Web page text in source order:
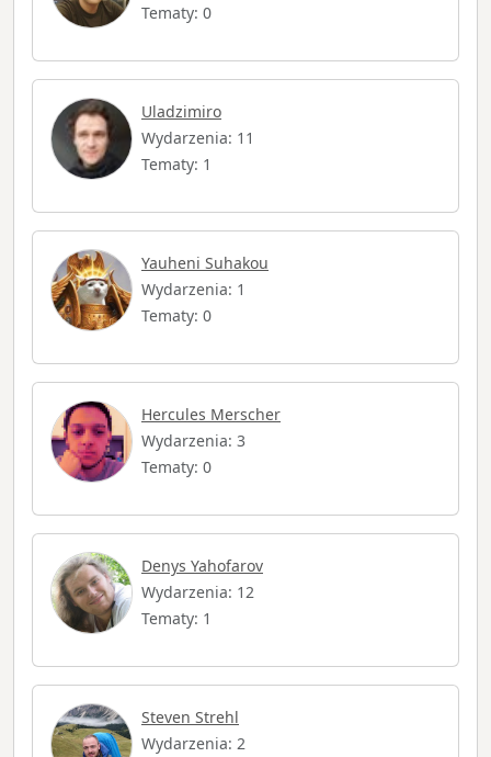
Tematy: 0
Uladzimiro
Wydarzenia: 11
Tematy: 1
Yauheni Suhakou
Wydarzenia: 1
Tematy: 0
Hercules Merscher
Wydarzenia: 3
Tematy: 0
Denys Yahofarov
Wydarzenia: 12
Tematy: 1
Steven Strehl
Wydarzenia: 2